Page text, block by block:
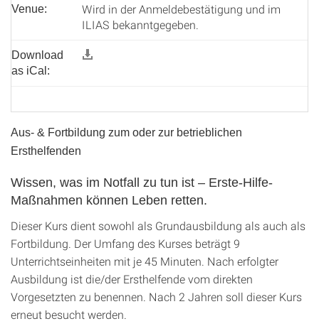
Venue:
Wird in der Anmeldebestätigung und im
ILIAS bekanntgegeben.
Download
as iCal:
Aus- & Fortbildung zum oder zur betrieblichen
Ersthelfenden
Wissen, was im Notfall zu tun ist – Erste-Hilfe-
Maßnahmen können Leben retten.
Dieser Kurs dient sowohl als Grundausbildung als auch als
Fortbildung. Der Umfang des Kurses beträgt 9
Unterrichtseinheiten mit je 45 Minuten. Nach erfolgter
Ausbildung ist die/der Ersthelfende vom direkten
Vorgesetzten zu benennen. Nach 2 Jahren soll dieser Kurs
erneut besucht werden.